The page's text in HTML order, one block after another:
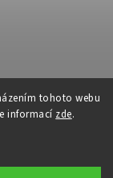
tohoto webu
informací zde.